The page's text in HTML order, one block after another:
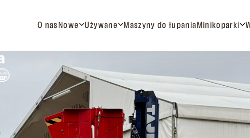
O nas Nowe Używane Maszyny do łupania Minikoparki